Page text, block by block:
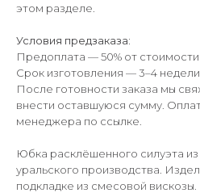
этом разделе.
Условия предзаказа:
Предоплата — 50% от стоимости
Срок изготовления — 3–4 недели.
После готовности заказа мы
внести оставшуюся сумму.
менеджера по ссылке.
Юбка расклёшенного силуэта
уральского производства.
подкладке из смесовой вискозы.